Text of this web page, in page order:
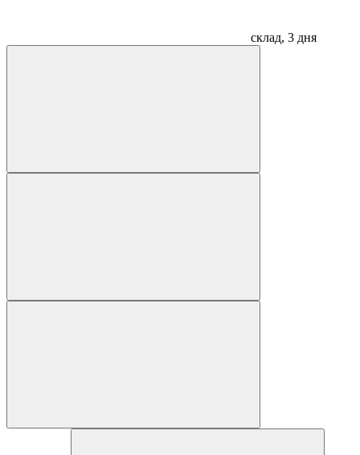
склад, 3 дня